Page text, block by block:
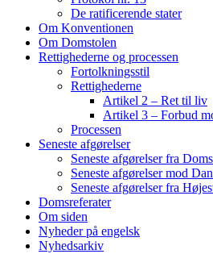
De ratificerende stater
Om Konventionen
Om Domstolen
Rettighederne og processen
Fortolkningsstil
Rettighederne
Artikel 2 – Ret til liv
Artikel 3 – Forbud
Processen
Seneste afgørelser
Seneste afgørelser fra
Seneste afgørelser mod
Seneste afgørelser fra
Domsreferater
Om siden
Nyheder på engelsk
Nyhedsarkiv